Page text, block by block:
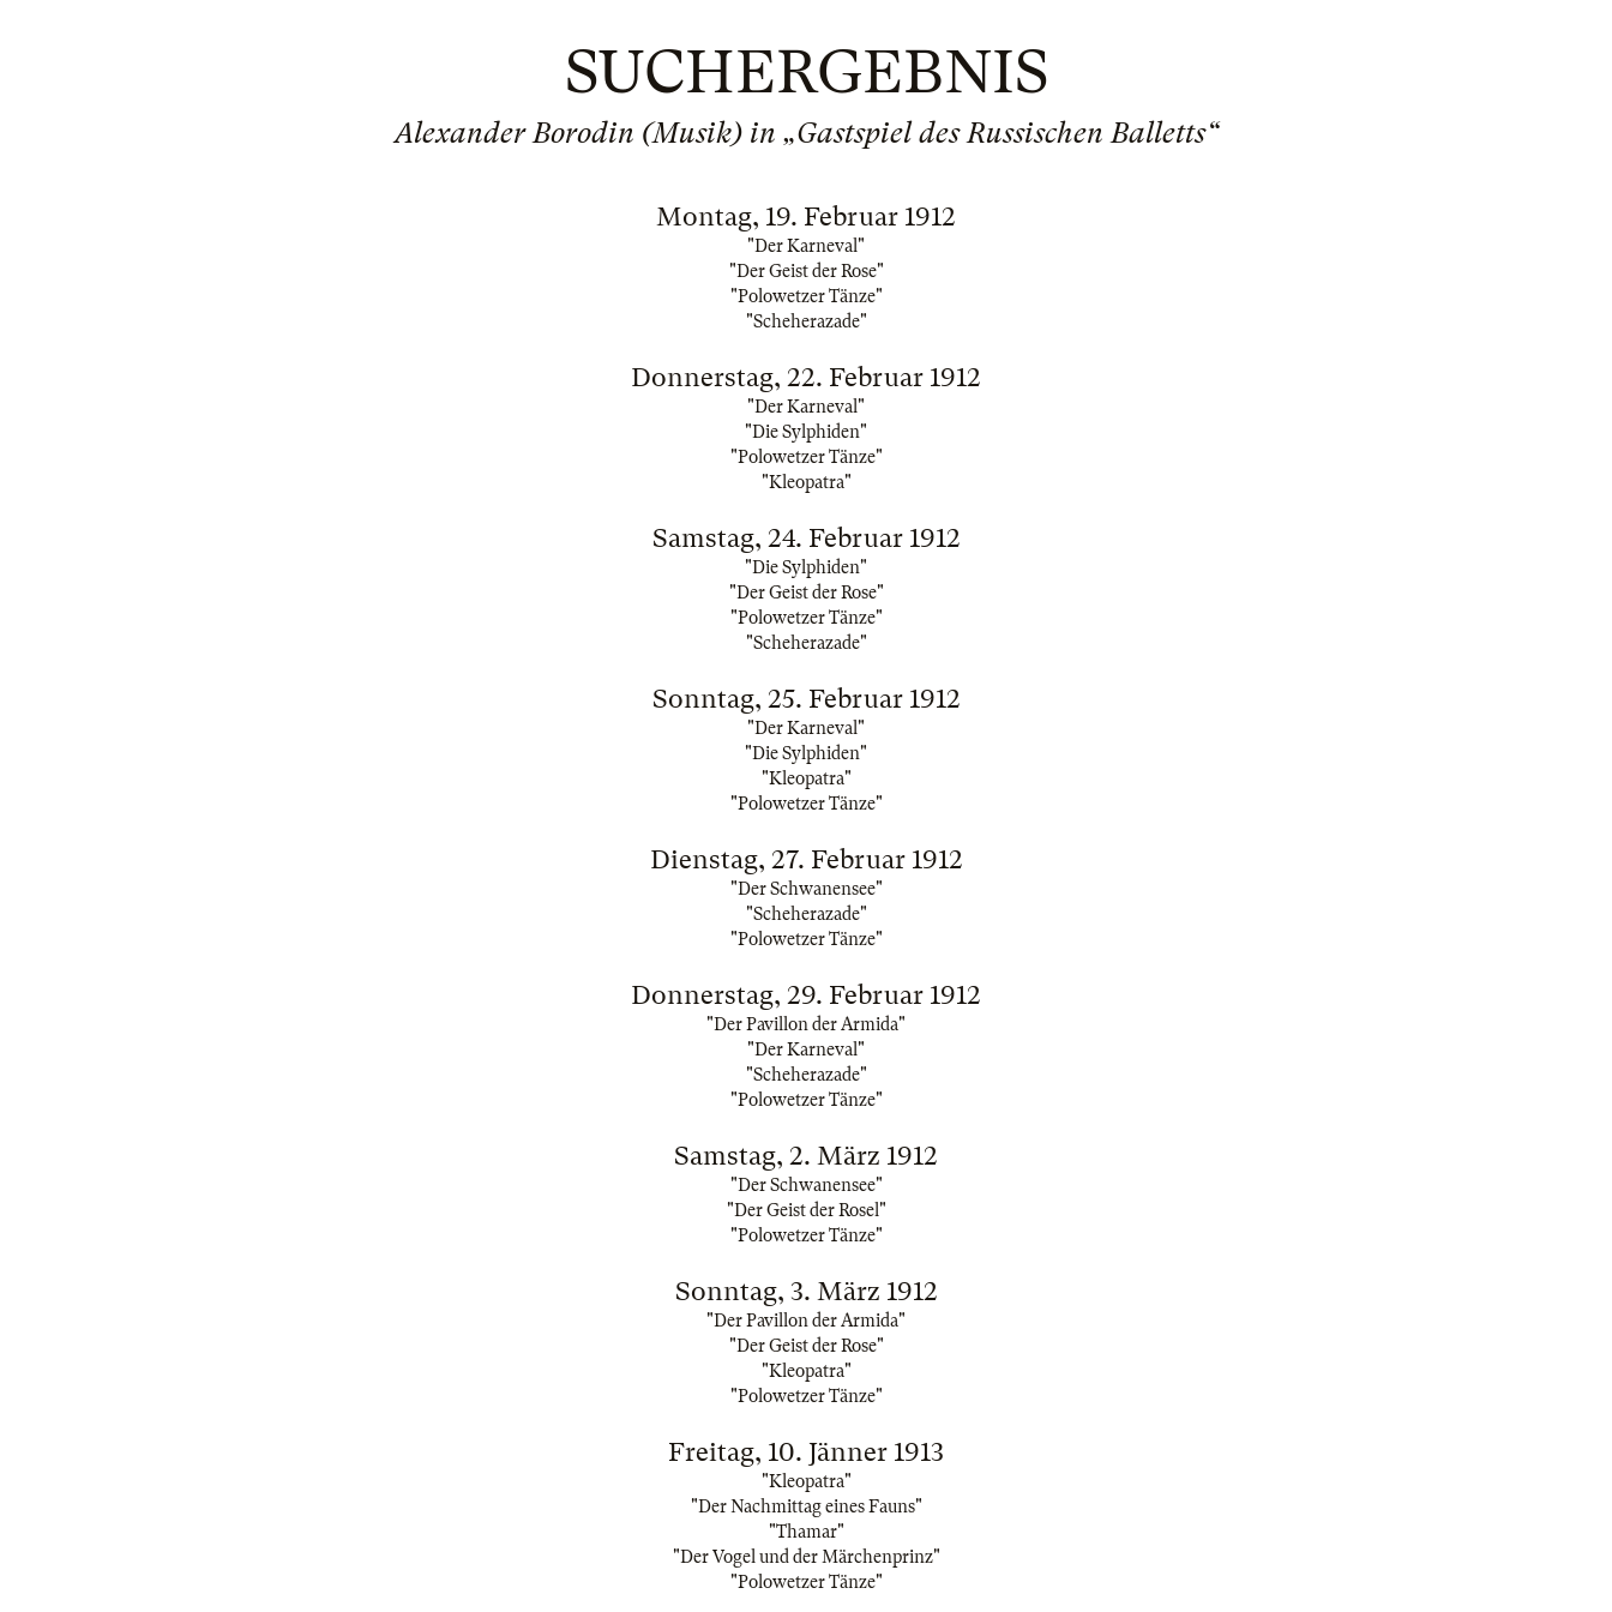
SUCHERGEBNIS
Alexander Borodin (Musik) in „Gastspiel des Russischen Balletts“
Montag, 19. Februar 1912
"Der Karneval"
"Der Geist der Rose"
"Polowetzer Tänze"
"Scheherazade"
Donnerstag, 22. Februar 1912
"Der Karneval"
"Die Sylphiden"
"Polowetzer Tänze"
"Kleopatra"
Samstag, 24. Februar 1912
"Die Sylphiden"
"Der Geist der Rose"
"Polowetzer Tänze"
"Scheherazade"
Sonntag, 25. Februar 1912
"Der Karneval"
"Die Sylphiden"
"Kleopatra"
"Polowetzer Tänze"
Dienstag, 27. Februar 1912
"Der Schwanensee"
"Scheherazade"
"Polowetzer Tänze"
Donnerstag, 29. Februar 1912
"Der Pavillon der Armida"
"Der Karneval"
"Scheherazade"
"Polowetzer Tänze"
Samstag, 2. März 1912
"Der Schwanensee"
"Der Geist der Rosel"
"Polowetzer Tänze"
Sonntag, 3. März 1912
"Der Pavillon der Armida"
"Der Geist der Rose"
"Kleopatra"
"Polowetzer Tänze"
Freitag, 10. Jänner 1913
"Kleopatra"
"Der Nachmittag eines Fauns"
"Thamar"
"Der Vogel und der Märchenprinz"
"Polowetzer Tänze"